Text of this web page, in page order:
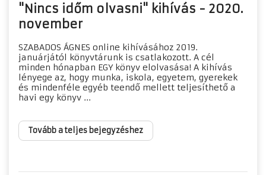
"Nincs időm olvasni" kihívás - 2020.
november
SZABADOS ÁGNES online kihívásához 2019.
januárjától könyvtárunk is csatlakozott. A cél
minden hónapban EGY könyv elolvasása! A kihívás
lényege az, hogy munka, iskola, egyetem, gyerekek
és mindenféle egyéb teendő mellett teljesíthető a
havi egy könyv ...
Tovább a teljes bejegyzéshez